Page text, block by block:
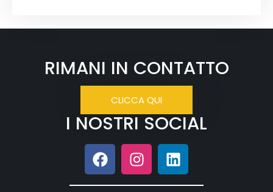
RIMANI IN CONTATTO
CLICCA QUI
I NOSTRI SOCIAL